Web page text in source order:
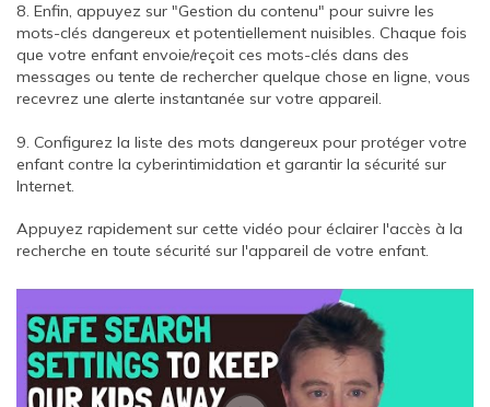
8. Enfin, appuyez sur "Gestion du contenu" pour suivre les
mots-clés dangereux et potentiellement nuisibles. Chaque fois
que votre enfant envoie/reçoit ces mots-clés dans des
messages ou tente de rechercher quelque chose en ligne, vous
recevrez une alerte instantanée sur votre appareil.
9. Configurez la liste des mots dangereux pour protéger votre
enfant contre la cyberintimidation et garantir la sécurité sur
Internet.
Appuyez rapidement sur cette vidéo pour éclairer l'accès à la
recherche en toute sécurité sur l'appareil de votre enfant.